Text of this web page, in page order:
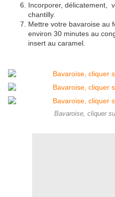
Incorporer, délicatement,
chantilly.
Mettre votre bavaroise au
environ 30 minutes au
insert au caramel.
Bavaroise, cliquer